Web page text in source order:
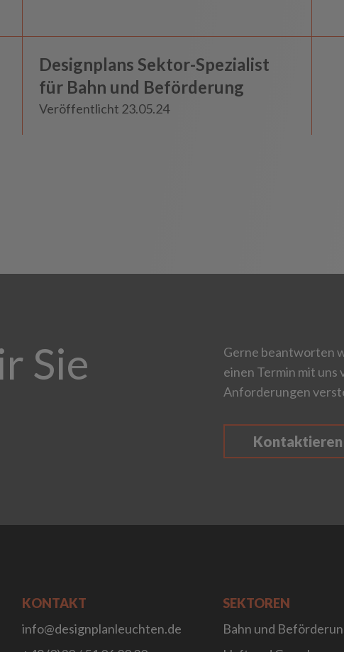
Neuigkeiten
Designplans Sektor-Spezialist
für Bahn und Beförderung
Veröffentlicht 23.05.24
Sie
Gerne beantworten
einen Termin mit uns
Anforderungen
Kontaktieren
KONTAKT
info@designplanleuchten.de
SEKTOREN
Bahn und